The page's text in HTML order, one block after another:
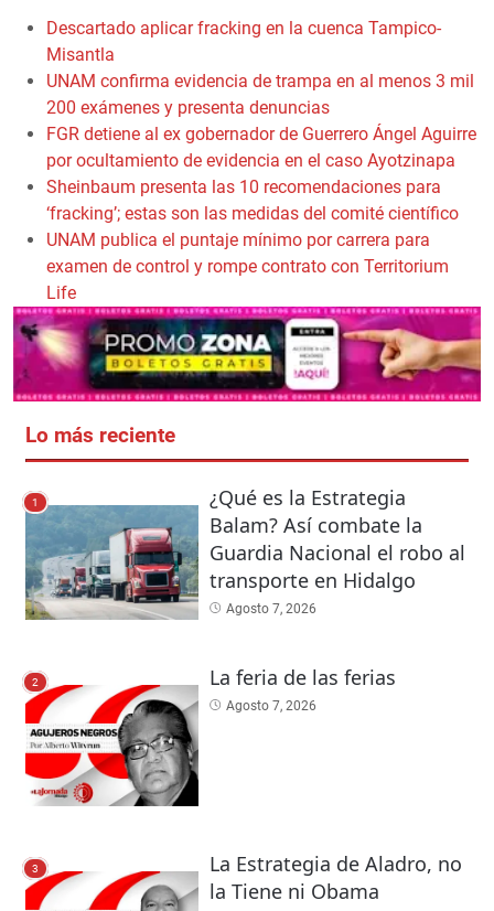
Descartado aplicar fracking en la cuenca Tampico-
Misantla
UNAM confirma evidencia de trampa en al menos 3 mil
200 exámenes y presenta denuncias
FGR detiene al ex gobernador de Guerrero Ángel Aguirre
por ocultamiento de evidencia en el caso Ayotzinapa
Sheinbaum presenta las 10 recomendaciones para
‘fracking’; estas son las medidas del comité científico
UNAM publica el puntaje mínimo por carrera para
examen de control y rompe contrato con Territorium
Life
Lo más reciente
1
¿Qué es la Estrategia
Balam? Así combate la
Guardia Nacional el robo al
transporte en Hidalgo
Agosto 7, 2026
2 La feria de las ferias
Agosto 7, 2026
3
La Estrategia de Aladro, no
la Tiene ni Obama